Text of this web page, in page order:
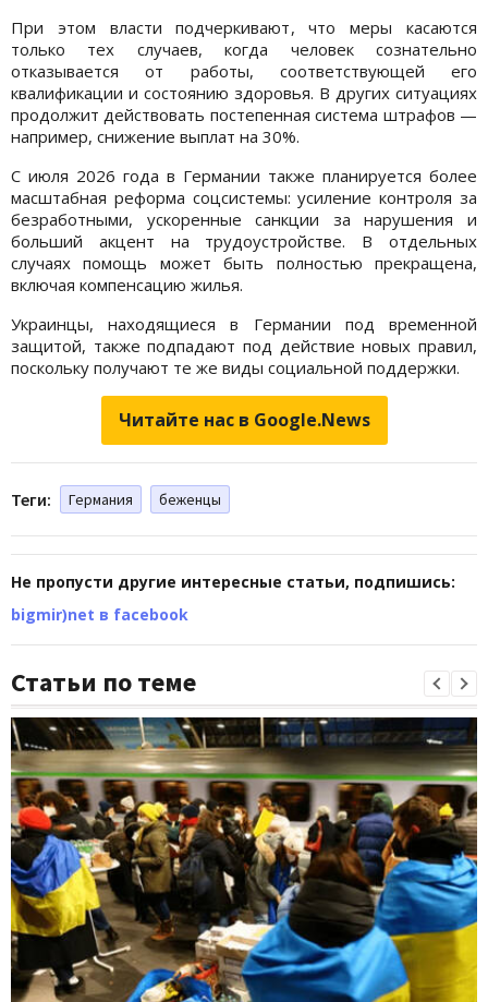
При этом власти подчеркивают, что меры касаются
только тех случаев, когда человек сознательно
отказывается от работы, соответствующей его
квалификации и состоянию здоровья. В других ситуациях
продолжит действовать постепенная система штрафов —
например, снижение выплат на 30%.
С июля 2026 года в Германии также планируется более
масштабная реформа соцсистемы: усиление контроля за
безработными, ускоренные санкции за нарушения и
больший акцент на трудоустройстве. В отдельных
случаях помощь может быть полностью прекращена,
включая компенсацию жилья.
Украинцы, находящиеся в Германии под временной
защитой, также подпадают под действие новых правил,
поскольку получают те же виды социальной поддержки.
Читайте нас в Google.News
Теги: Германия беженцы
Не пропусти другие интересные статьи, подпишись:
bigmir)net в facebook
Статьи по теме